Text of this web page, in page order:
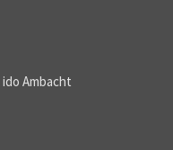
ido Ambacht